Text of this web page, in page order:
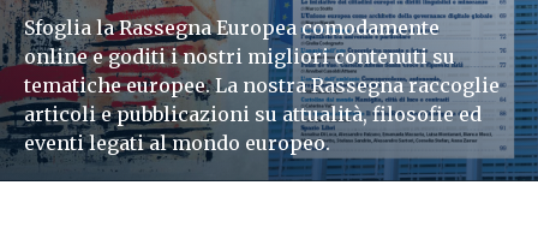
Sfoglia la Rassegna Europea comodamente
online e goditi i nostri migliori contenuti su
tematiche europee. La nostra Rassegna raccoglie
articoli e pubblicazioni su attualità, filosofie ed
eventi legati al mondo europeo.